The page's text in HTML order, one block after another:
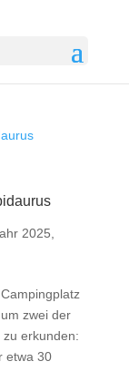
2025
zwei der
erkunden:
etwa 30